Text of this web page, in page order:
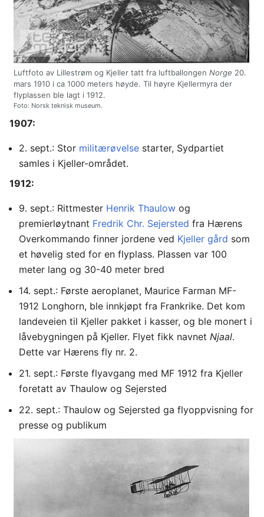
Luftfoto av Lillestrøm og Kjeller tatt fra luftballongen Norge 20.
mars 1910 i ca 1000 meters høyde. Til høyre Kjellermyra der
flyplassen ble lagt i 1912.
Foto: Norsk teknisk museum.
1907:
2. sept.: Stor militærøvelse starter, Sydpartiet
samles i Kjeller-området.
1912:
9. sept.: Rittmester Henrik Thaulow og
premierløytnant Fredrik Chr. Sejersted fra Hærens
Overkommando finner jordene ved Kjeller gård som
et høvelig sted for en flyplass. Plassen var 100
meter lang og 30-40 meter bred
14. sept.: Første aeroplanet, Maurice Farman MF-
1912 Longhorn, ble innkjøpt fra Frankrike. Det kom
landeveien til Kjeller pakket i kasser, og ble monert i
låvebygningen på Kjeller. Flyet fikk navnet Njaal.
Dette var Hærens fly nr. 2.
21. sept.: Første flyavgang med MF 1912 fra Kjeller
foretatt av Thaulow og Sejersted
22. sept.: Thaulow og Sejersted ga flyoppvisning for
presse og publikum